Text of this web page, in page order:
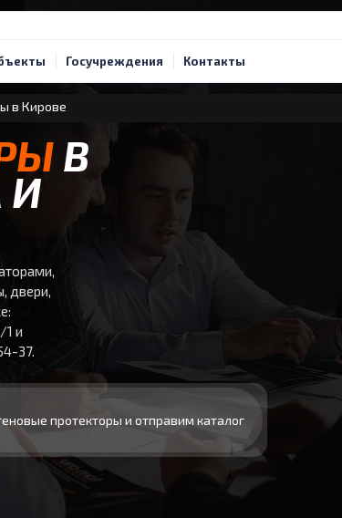
Госучреждения Контакты
в Кирове
В
И
двери,
1 и
37.
протекторы и отправим каталог